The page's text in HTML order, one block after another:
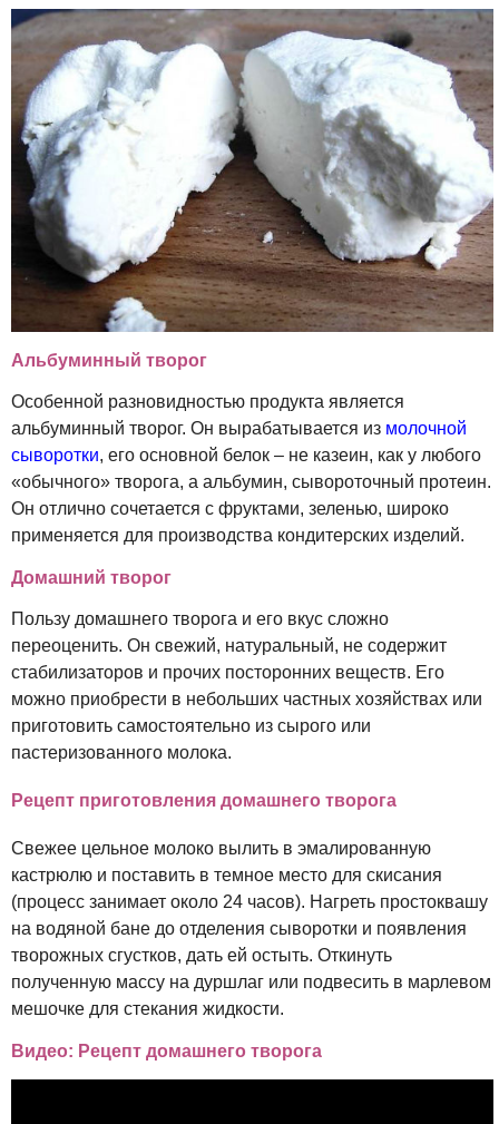
Альбуминный творог
Особенной разновидностью продукта является
альбуминный творог. Он вырабатывается из молочной
сыворотки, его основной белок – не казеин, как у любого
«обычного» творога, а альбумин, сывороточный протеин.
Он отлично сочетается с фруктами, зеленью, широко
применяется для производства кондитерских изделий.
Домашний творог
Пользу домашнего творога и его вкус сложно
переоценить. Он свежий, натуральный, не содержит
стабилизаторов и прочих посторонних веществ. Его
можно приобрести в небольших частных хозяйствах или
приготовить самостоятельно из сырого или
пастеризованного молока.
Рецепт приготовления домашнего творога
Свежее цельное молоко вылить в эмалированную
кастрюлю и поставить в темное место для скисания
(процесс занимает около 24 часов). Нагреть простоквашу
на водяной бане до отделения сыворотки и появления
творожных сгустков, дать ей остыть. Откинуть
полученную массу на дуршлаг или подвесить в марлевом
мешочке для стекания жидкости.
Видео: Рецепт домашнего творога